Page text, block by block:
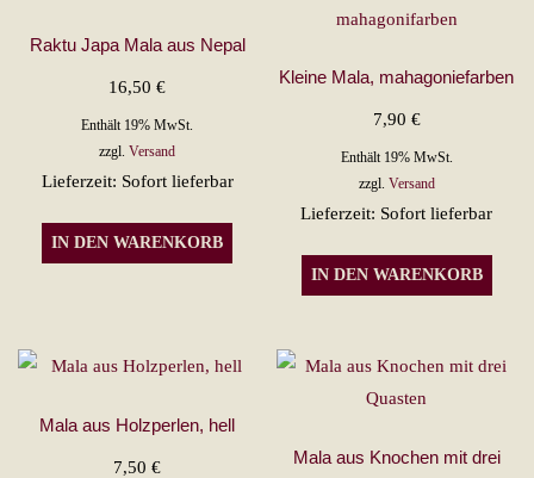
Raktu Japa Mala aus Nepal
16,50€
Enthält 19% MwSt.
zzgl.Versand
Lieferzeit: Sofort lieferbar
IN DEN WARENKORB
Kleine Mala, mahagoniefarben
7,90 €
Enthält 19% MwSt.
zzgl. Versand
Lieferzeit: Sofort lieferbar
IN DEN WARENKORB
Mala aus Holzperlen, hell
7,50€
Mala aus Knochen mit drei